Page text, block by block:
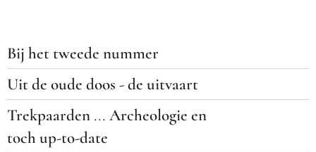
Bij het tweede nummer
Uit de oude doos - de uitvaart
Trekpaarden ... Archeologie en
toch up-to-date